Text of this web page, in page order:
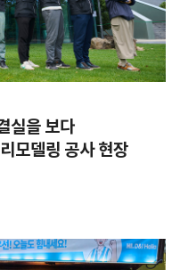
실을 보다
모델링 공사 현장